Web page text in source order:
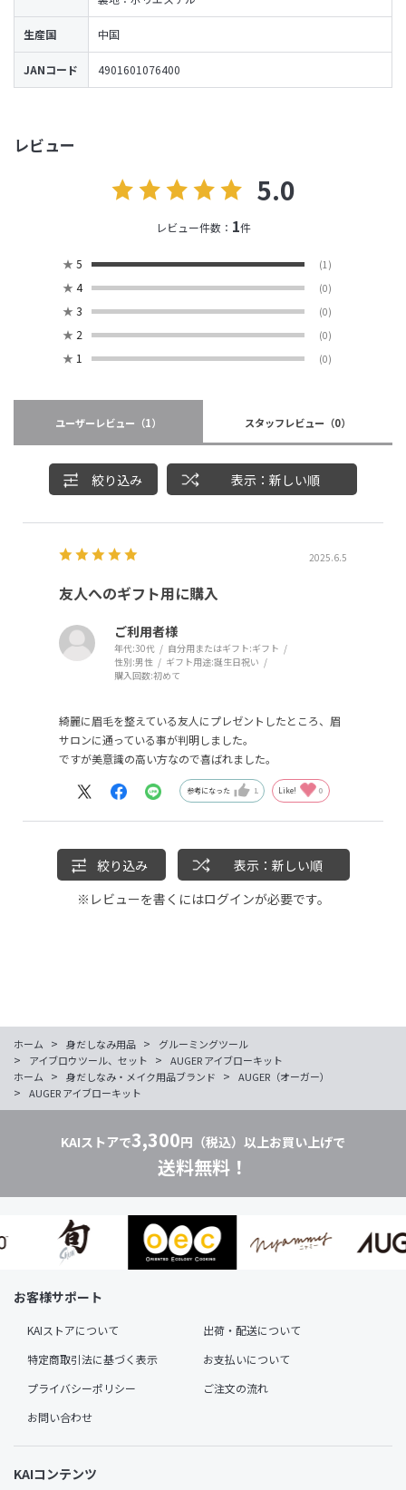
レビュー
5.0
レビュー件数： 1件
★ 5 (1)
★ 4 (0)
★ 3 (0)
★ 2 (0)
★ 1 (0)
ユーザーレビュー （1） スタッフレビュー （0）
絞り込み 表示：新しい順
2025.6.5
友人へのギフト用に購入
ご利用者様
年代:30代 自分用またはギフト:ギフト
性別:男性 ギフト用途:誕生日祝い
購入回数:初めて
綺麗に眉毛を整えている友人にプレゼントしたところ、眉
サロンに通っている事が判明しました。
ですが美意識の高い方なので喜ばれました。
参考になった 1 Like! 0
絞り込み
表示：新しい順
※レビューを書くにはログインが必要です。
生産国 中国
JANコード 4901601076400
ホーム > 身だしなみ用品 > グルーミングツール
> アイブロウツール、セット >
AUGER アイブローキット
ホーム
> 身だしなみ・メイク用品ブランド > AUGER（オーガー）
> AUGER アイブローキット
KAIストアで3,300円（税込）以上お買い上げで
送料無料！
お客様サポート
KAIストアについて
出荷・配送について
特定商取引法に基づく表示
お支払いについて
プライバシーポリシー
ご注文の流れ
お問い合わせ
KAIコンテンツ